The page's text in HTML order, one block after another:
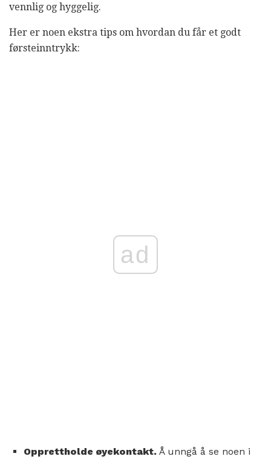
vennlig og hyggelig.
Her er noen ekstra tips om hvordan du får et godt
førsteinntrykk:
ad
Opprettholde øyekontakt. Å unngå å se noen i